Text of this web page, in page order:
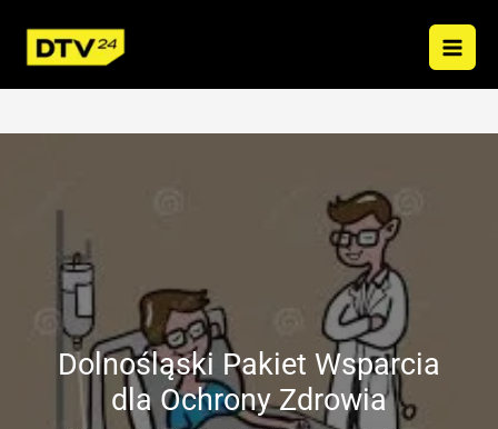
treści
Dolnośląski Pakiet Wsparcia
dla Ochrony Zdrowia